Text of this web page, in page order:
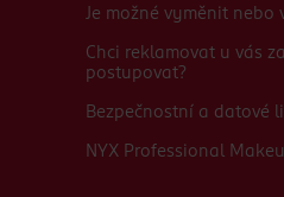
Je možné vyměnit nebo
Chci reklamovat u vás
postupovat?
Bezpečnostní a datové
NYX Professional